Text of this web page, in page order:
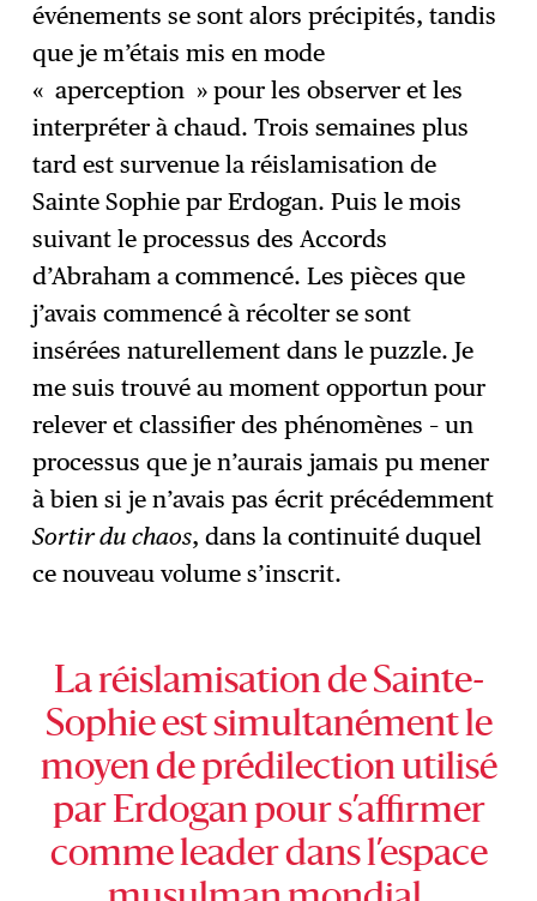
événements se sont alors précipités, tandis
que je m’étais mis en mode
« aperception » pour les observer et les
interpréter à chaud. Trois semaines plus
tard est survenue la réislamisation de
Sainte Sophie par Erdogan. Puis le mois
suivant le processus des Accords
d’Abraham a commencé. Les pièces que
j’avais commencé à récolter se sont
insérées naturellement dans le puzzle. Je
me suis trouvé au moment opportun pour
relever et classifier des phénomènes – un
processus que je n’aurais jamais pu mener
à bien si je n’avais pas écrit précédemment
Sortir du chaos, dans la continuité duquel
ce nouveau volume s’inscrit.
La réislamisation de Sainte-
Sophie est simultanément le
moyen de prédilection utilisé
par Erdogan pour s’affirmer
comme leader dans l’espace